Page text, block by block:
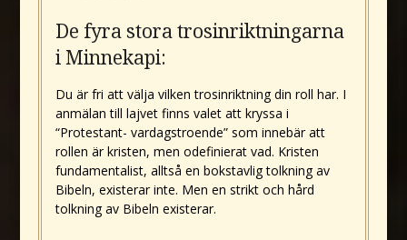
De fyra stora trosinriktningarna
i Minnekapi:
Du är fri att välja vilken trosinriktning din roll har. I
anmälan till lajvet finns valet att kryssa i
“Protestant- vardagstroende” som innebär att
rollen är kristen, men odefinierat vad. Kristen
fundamentalist, alltså en bokstavlig tolkning av
Bibeln, existerar inte. Men en strikt och hård
tolkning av Bibeln existerar.